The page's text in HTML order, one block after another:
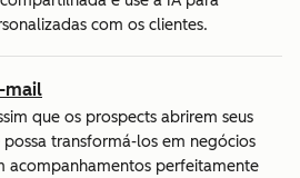
com os clientes.
mail
que os prospects abrirem seus
transformá-los em negócios
acompanhamentos perfeitamente